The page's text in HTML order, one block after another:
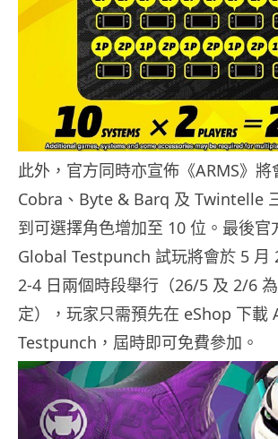
此外，官方同時亦宣佈《ARMS》
Cobra、Byte & Barq 及 Twintelle
到可選擇角色增加至 10 位。最後官
Global Testpunch 試玩將會於 5 月
2-4 日兩個時段舉行（26/5 及 2/6
定），玩家只需預先在 eShop 下載
Testpunch，屆時即可免費參加。